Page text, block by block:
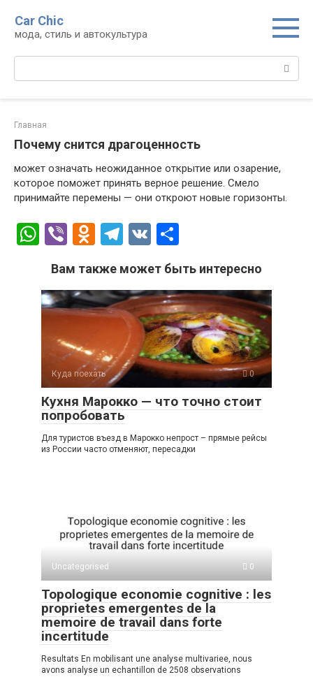
контенту
Car Chic
мода, стиль и автокультура
Поиск:
Главная
Почему снится драгоценность
может означать неожиданное открытие или озарение,
которое поможет принять верное решение. Смело
принимайте перемены — они откроют новые горизонты.
W
at
s
A
p
Vi
er
O
n
o
kl
a
ss
ni
ki
T
e
gr
a
m
V
п
р
а
в
и
ть
Вам также может быть интересно
Куда поехать 0
Кухня Марокко — что точно стоит
попробовать
Для туристов въезд в Марокко непрост – прямые рейсы
из России часто отменяют, пересадки
Uncategorised 0
Topologique economie cognitive : les
proprietes emergentes de la
memoire de travail dans forte
incertitude
Resultats En mobilisant une analyse multivariee, nous
avons analyse un echantillon de 2508 observations